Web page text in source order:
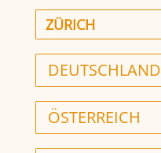
ZÜRICH
DEUTSCHLAND
ÖSTERREICH